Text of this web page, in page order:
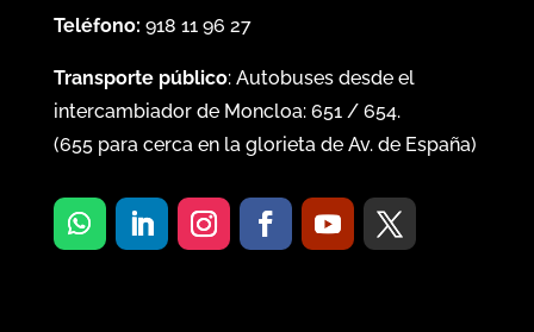
Teléfono: 918 11 96 27
Transporte público: Autobuses desde el
intercambiador de Moncloa: 651/ 654.
(655para cerca en la glorieta de Av. de España)